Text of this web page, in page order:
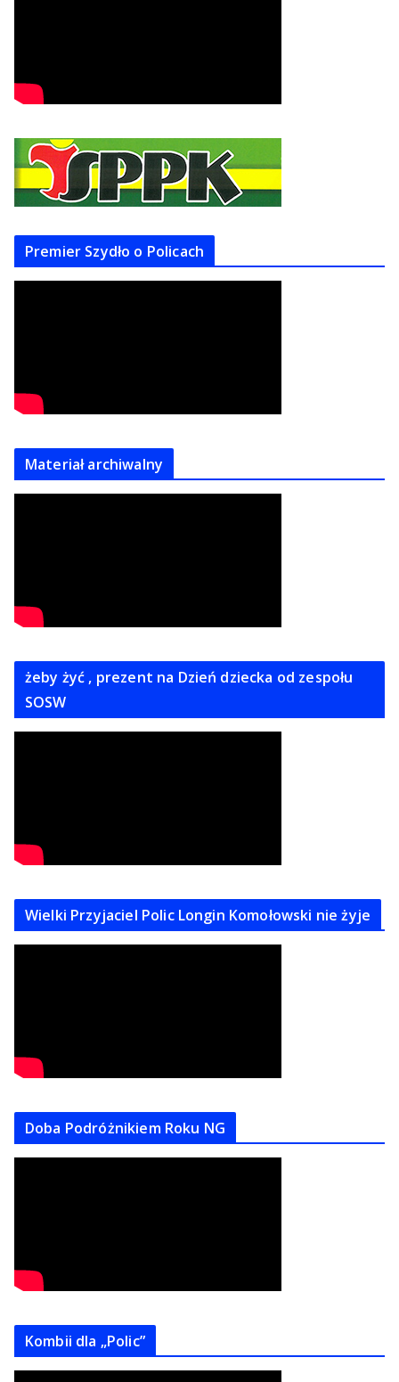
Premier Szydło o Policach
Materiał archiwalny
żeby żyć , prezent na Dzień dziecka od zespołu
SOSW
Wielki Przyjaciel Polic Longin Komołowski nie żyje
Doba Podróżnikiem Roku NG
Kombii dla „Polic”